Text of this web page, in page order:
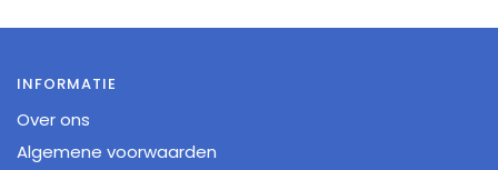
INFORMATIE
Over ons
Algemene voorwaarden